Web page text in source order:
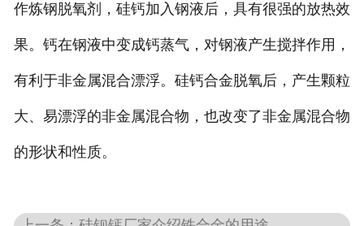
作炼钢脱氧剂，硅钙加入钢液后，具有很强的放热效
果。钙在钢液中变成钙蒸气，对钢液产生搅拌作用，
有利于非金属混合漂浮。硅钙合金脱氧后，产生颗粒
大、易漂浮的非金属混合物，也改变了非金属混合物
的形状和性质。